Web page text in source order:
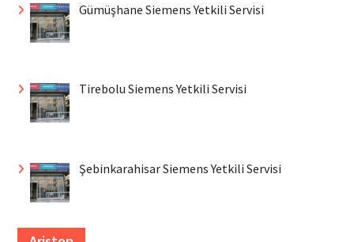
Gümüşhane Siemens Yetkili Servisi
Tirebolu Siemens Yetkili Servisi
Şebinkarahisar Siemens Yetkili Servisi